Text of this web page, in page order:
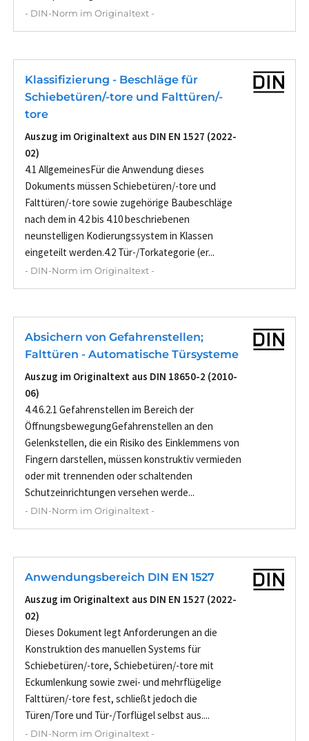
- DIN-Norm im Originaltext -
Klassifizierung - Beschläge für
Schiebetüren/-tore und Falttüren/-
tore
Auszug im Originaltext aus DIN EN 1527 (2022-
02)
4.1 AllgemeinesFür die Anwendung dieses
Dokuments müssen Schiebetüren/-tore und
Falttüren/-tore sowie zugehörige Baubeschläge
nach dem in 4.2 bis 4.10 beschriebenen
neunstelligen Kodierungssystem in Klassen
eingeteilt werden.4.2 Tür-/Torkategorie (er...
- DIN-Norm im Originaltext -
Absichern von Gefahrenstellen;
Falttüren - Automatische Türsysteme
Auszug im Originaltext aus DIN 18650-2 (2010-
06)
4.4.6.2.1 Gefahrenstellen im Bereich der
ÖffnungsbewegungGefahrenstellen an den
Gelenkstellen, die ein Risiko des Einklemmens von
Fingern darstellen, müssen konstruktiv vermieden
oder mit trennenden oder schaltenden
Schutzeinrichtungen versehen werde...
- DIN-Norm im Originaltext -
Anwendungsbereich DIN EN 1527
Auszug im Originaltext aus DIN EN 1527 (2022-
02)
Dieses Dokument legt Anforderungen an die
Konstruktion des manuellen Systems für
Schiebetüren/-tore, Schiebetüren/-tore mit
Eckumlenkung sowie zwei- und mehrflügelige
Falttüren/-tore fest, schließt jedoch die
Türen/Tore und Tür-/Torflügel selbst aus....
- DIN-Norm im Originaltext -